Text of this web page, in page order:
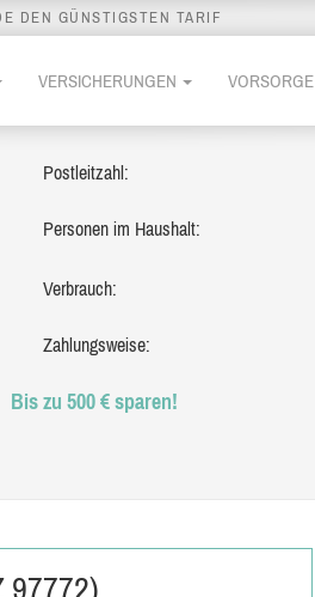
DEN GÜNSTIGSTEN TARIF
VERSICHERUNGEN VORSORGE
Postleitzahl:
Personen im Haushalt:
Verbrauch:
Zahlungsweise:
Bis zu 500 € sparen!
97772)